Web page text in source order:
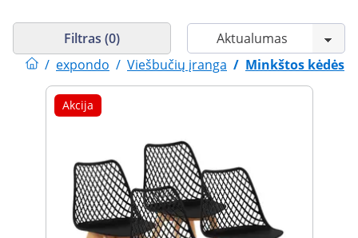
/ expondo / Viešbučių įranga / Minkštos kėdės
Filtras (0)
Akcija